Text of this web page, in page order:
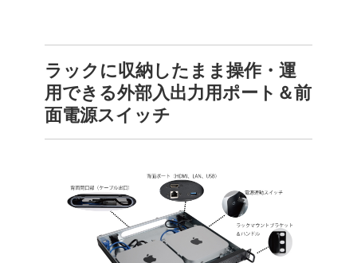
ラックに収納したまま操作・運
用できる外部入出力用ポート＆前
面電源スイッチ